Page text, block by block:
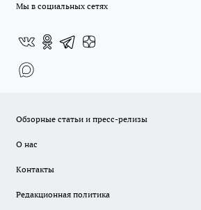
Мы в социальных сетях
Обзорные статьи и пресс-релизы
О нас
Контакты
Редакционная политика